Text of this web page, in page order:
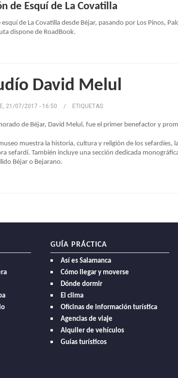
de Esquí de La Covatilla
de La Covatilla desde Béjar, pasando por Los Pinos,
dispone de RoadBook.
David Melul
21/07/2017 - 16:50 / ETIQUETAS:
de Béjar, David Melul, fue el primer benefactor y
muestra la historia, cultura y religión de los sefardíes,
sefardí. También incluye una sección dedicada
Béjar o Bejarano.
GUÍA PRÁCTICA
Así es Salamanca
Cómo llegar y moverse
Dónde dormir
El clima
Oficinas de información turística
Agencias de viaje
Alquiler de vehículos
Guías turísticos